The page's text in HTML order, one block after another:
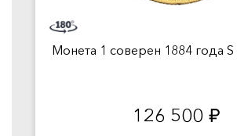
Монета 1 соверен 1884 года
126 500 руб.